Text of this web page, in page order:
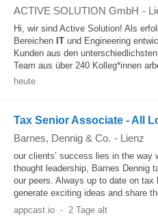
ACTIVE SOLUTION GmbH -
Hi, wir sind Active Solution! Als
Bereichen IT und Engineering
Kunden aus den
Team aus über 240 Kolleg*innen
heute
Tax Senior Associate - All
Barnes, Dennig & Co. - Lienz
our clients’ success lies in the way
thought leadership, Barnes Dennig
our peers. Always up to date on
generate exciting ideas and share
appcast.io - 2 Tage alt